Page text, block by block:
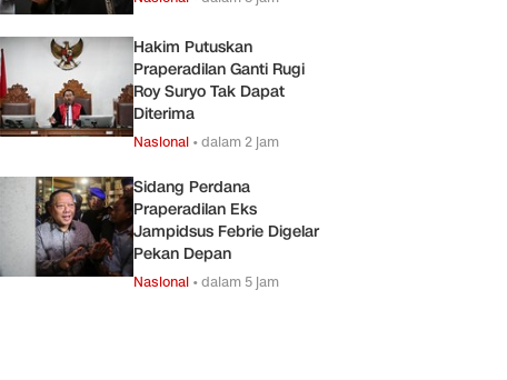
Hakim Putuskan
Praperadilan Ganti Rugi
Roy Suryo Tak Dapat
Diterima
Nasional •dalam 2 jam
Sidang Perdana
Praperadilan Eks
Jampidsus Febrie Digelar
Pekan Depan
Nasional •dalam 5 jam